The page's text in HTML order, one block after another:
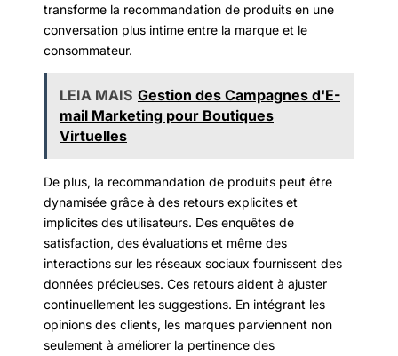
transforme la recommandation de produits en une
conversation plus intime entre la marque et le
consommateur.
LEIA MAIS Gestion des Campagnes d'E-
mail Marketing pour Boutiques
Virtuelles
De plus, la recommandation de produits peut être
dynamisée grâce à des retours explicites et
implicites des utilisateurs. Des enquêtes de
satisfaction, des évaluations et même des
interactions sur les réseaux sociaux fournissent des
données précieuses. Ces retours aident à ajuster
continuellement les suggestions. En intégrant les
opinions des clients, les marques parviennent non
seulement à améliorer la pertinence des